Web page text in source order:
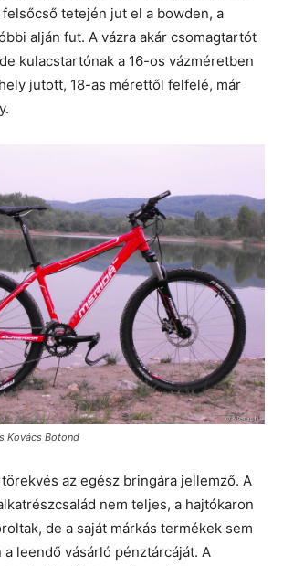
felsőcső tetején jut el a bowden, a
alján fut. A vázra akár csomagtartót
kulacstartónak a 16-os vázméretben
jutott, 18-as mérettől felfelé, már
Kovács Botond
az egész bringára jellemző. A
nem teljes, a hajtókaron
de a saját márkás termékek sem
leendő vásárló pénztárcáját. A